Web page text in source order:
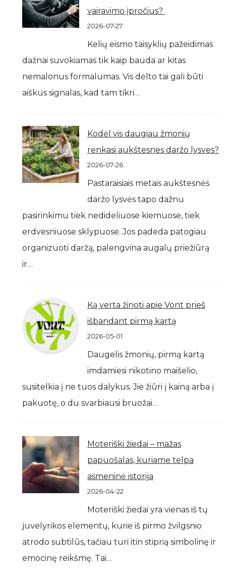
vairavimo įpročius?
2026-07-27
Kelių eismo taisyklių pažeidimas
dažnai suvokiamas tik kaip bauda ar kitas
nemalonus formalumas. Vis dėlto tai gali būti
aiškus signalas, kad tam tikri…
Kodėl vis daugiau žmonių
renkasi aukštesnes daržo lysves?
2026-07-26
Pastaraisiais metais aukštesnės
daržo lysvės tapo dažnu
pasirinkimu tiek nedideliuose kiemuose, tiek
erdvesniuose sklypuose. Jos padeda patogiau
organizuoti daržą, palengvina augalų priežiūrą
ir…
Ką verta žinoti apie Vont prieš
išbandant pirmą kartą
2026-05-01
Daugelis žmonių, pirmą kartą
imdamiesi nikotino maišelio,
susitelkia į ne tuos dalykus. Jie žiūri į kainą arba į
pakuotę, o du svarbiausi bruožai…
Moteriški žiedai – mažas
papuošalas, kuriame telpa
asmeninė istorija
2026-04-22
Moteriški žiedai yra vienas iš tų
juvelyrikos elementų, kurie iš pirmo žvilgsnio
atrodo subtilūs, tačiau turi itin stiprią simbolinę ir
emocinę reikšmę. Tai…